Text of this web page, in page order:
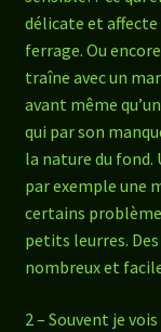
délicate et
ferrage. Ou
traîne avec un
avant même
qui par son
la nature du fond.
par exemple une
certains
petits leurres.
nombreux et
2 – Souvent je